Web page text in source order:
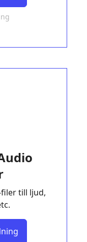
filer till ljud,